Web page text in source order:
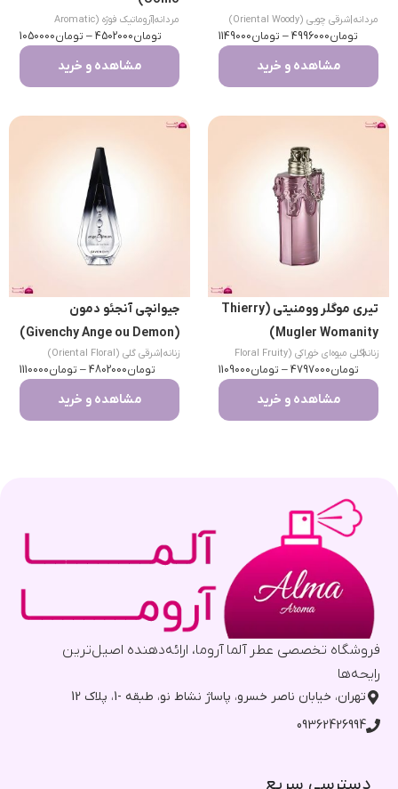
مردانه شرقی چوبی (Oriental Woody)
تومان4996000
– تومان1149000
مشاهده و خرید
مردانه|
آروماتیک فوژه (Aromatic
Fougere)
تومان4502000
– تومان1050000
مشاهده و خرید
تیری موگلر وومنیتی (Thierry
Mugler Womanity)
زنانه
|
گلی میوه‌ای خوراکی (Floral Fruity
Gourmand)
تومان4797000
– تومان1109000
مشاهده و خرید
جیوانچی آنجئو دمون
(Givenchy Ange ou Demon)
زنانه شرقی گلی (Oriental Floral)
تومان4802000
– تومان1110000
مشاهده و خرید
فروشگاه تخصصی عطر آلما آروما، ارائه‌دهنده اصیل‌ترین
رایحه‌ها
تهران، خیابان ناصر خسرو، پاساژ نشاط نو، طبقه -1، پلاک 12
09362426994